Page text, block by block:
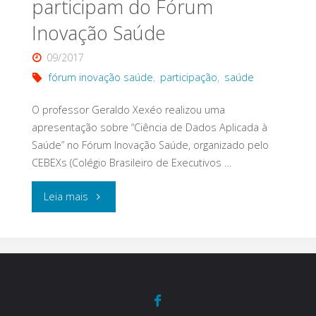
participam do Fórum
Inovação Saúde
09/2017
fórum inovação saúde, participação, saúde
O professor Geraldo Xexéo realizou uma
apresentação sobre “Ciência de Dados Aplicada à
Saúde” no Fórum Inovação Saúde, organizado pelo
CEBEXs (Colégio Brasileiro de Executivos …
Leia mais "Pesquisadores
Laboratório